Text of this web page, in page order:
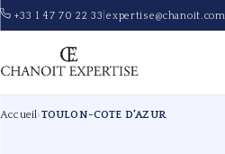
+33 1 47 70 22 33 |expertise@chanoit.com
Accueil›TOULON-COTE D'AZUR